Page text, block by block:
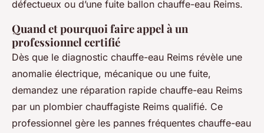
défectueux ou d’une fuite ballon chauffe-eau Reims.
Quand et pourquoi faire appel à un
professionnel certifié
Dès que le diagnostic chauffe-eau Reims révèle une
anomalie électrique, mécanique ou une fuite,
demandez une réparation rapide chauffe-eau Reims
par un plombier chauffagiste Reims qualifié. Ce
professionnel gère les pannes fréquentes chauffe-eau